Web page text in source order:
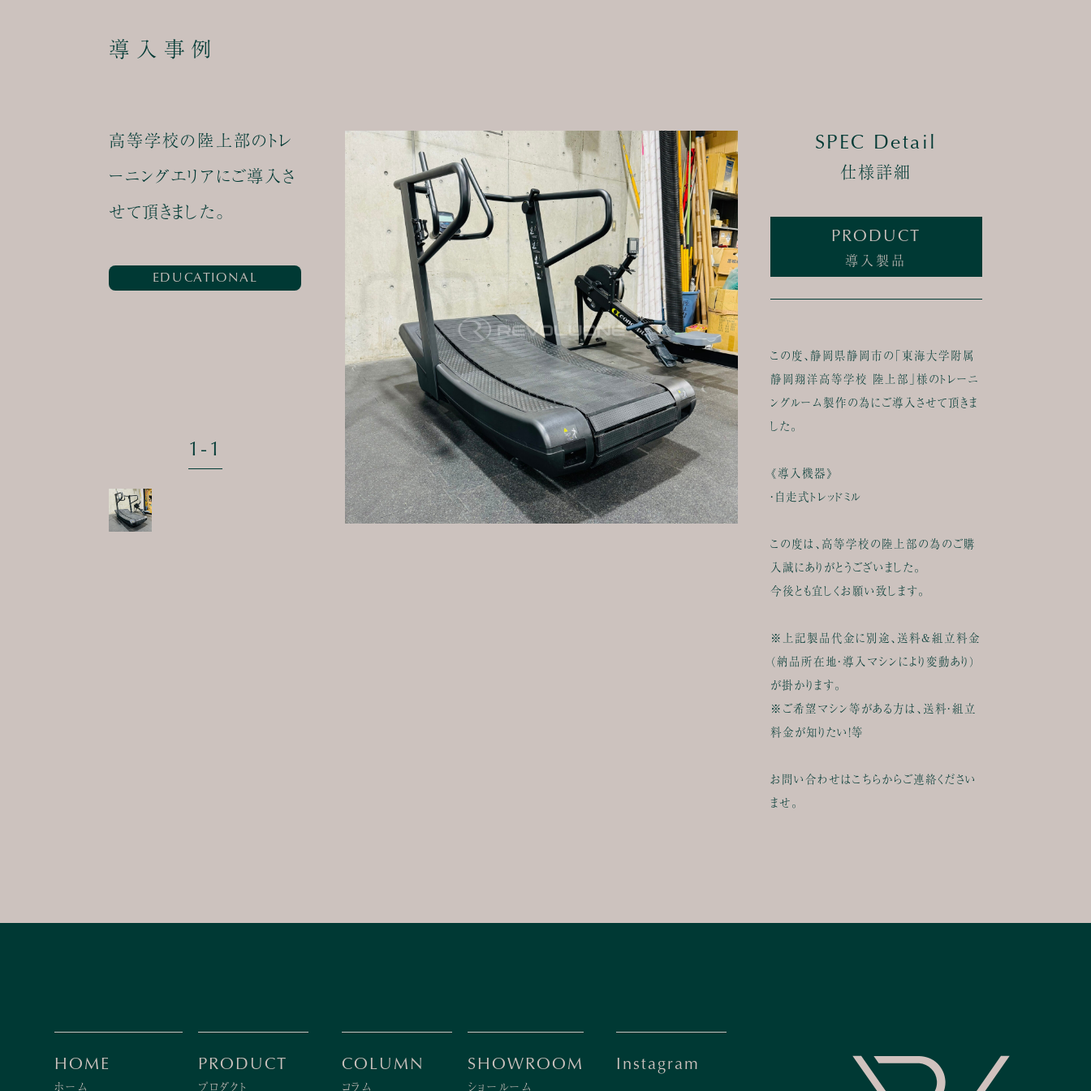
導入事例
高等学校の陸上部のトレ
ーニングエリアにご導入さ
せて頂きました。
EDUCATIONAL
1 -1
SPEC Detail
仕様詳細
PRODUCT
導入製品
この度、静岡県静岡市の「東海大学附属
静岡翔洋高等学校 陸上部」様のトレーニ
ングルーム製作の為にご導入させて頂きま
した。
《導入機器》
・自走式トレッドミル
この度は、高等学校の陸上部の為のご購
入誠にありがとうございました。
今後とも宜しくお願い致します。
※上記製品代金に別途、送料&組立料金
（納品所在地・導入マシンにより変動あり）
が掛かります。
※ご希望マシン等がある方は、送料・組立
料金が知りたい！等
お問い合わせはこちらからご連絡ください
ませ。
HOME
ホーム
PRODUCT
プロダクト
COLUMN
コラム
SHOWROOM
ショールーム
Instagram